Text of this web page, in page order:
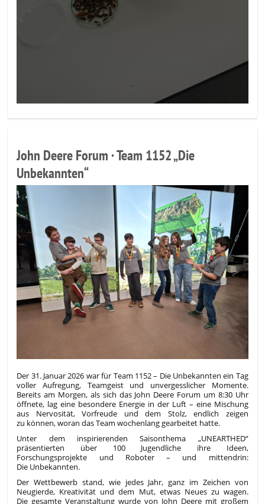
John Deere Forum · Team 1152 „Die
Unbekannten“
Der 31. Januar 2026 war für Team 1152 – Die Unbekannten ein Tag
voller Aufregung, Teamgeist und unvergesslicher Momente.
Bereits am Morgen, als sich das John Deere Forum um 8:30 Uhr
öffnete, lag eine besondere Energie in der Luft – eine Mischung
aus Nervosität, Vorfreude und dem Stolz, endlich zeigen
zu können, woran das Team wochenlang gearbeitet hatte.
Unter dem inspirierenden Saisonthema „UNEARTHED“
präsentierten über 100 Jugendliche ihre Ideen,
Forschungsprojekte und Roboter – und mittendrin:
Die Unbekannten.
Der Wettbewerb stand, wie jedes Jahr, ganz im Zeichen von
Neugierde, Kreativität und dem Mut, etwas Neues zu wagen.
Die gesamte Veranstaltung wurde von John Deere mit großem